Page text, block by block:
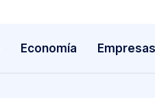
p
Economía